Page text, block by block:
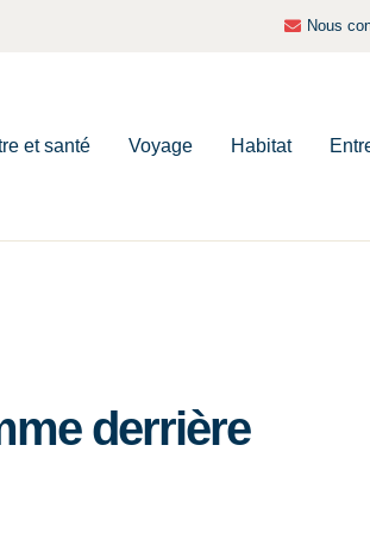
Nous
et santé Voyage Habitat
derrière